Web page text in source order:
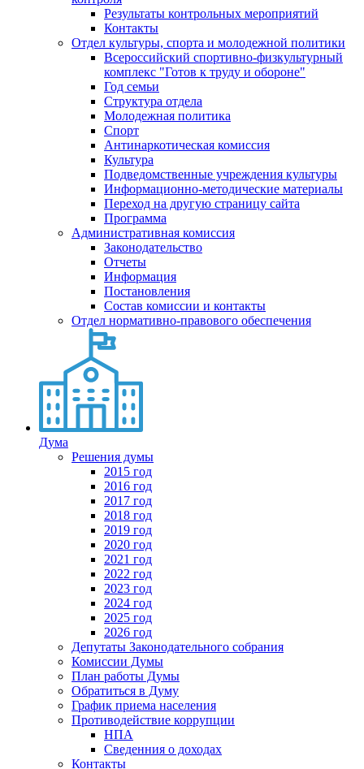
Результаты контрольных мероприятий
Контакты
Отдел культуры, спорта и молодежной политики
Всероссийский спортивно-физкультурный
комплекс "Готов к труду и обороне"
Год семьи
Структура отдела
Молодежная политика
Спорт
Антинаркотическая комиссия
Культура
Подведомственные учреждения культуры
Информационно-методические материалы
Переход на другую страницу сайта
Программа
Административная комиссия
Законодательство
Отчеты
Информация
Постановления
Состав комиссии и контакты
Отдел нормативно-правового обеспечения
Дума
Решения думы
2015 год
2016 год
2017 год
2018 год
2019 год
2020 год
2021 год
2022 год
2023 год
2024 год
2025 год
2026 год
Депутаты Законодательного собрания
Комиссии Думы
План работы Думы
Обратиться в Думу
График приема населения
Противодействие коррупции
НПА
Сведенния о доходах
Контакты